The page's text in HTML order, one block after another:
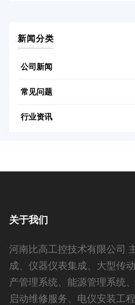
新闻分类
公司新闻
常见问题
行业资讯
关于我们
河南比高工控技术有限公司
成、仪器仪表集成、大型传
产管理系统、能源管理系统
启动维修服务、电仪安装工